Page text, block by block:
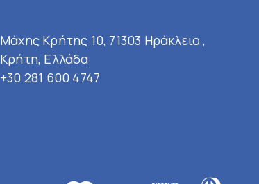
Μάχης Κρήτης 10, 71303 Ηράκλειο ,
Κρήτη, Ελλάδα
+30 281 600 4747